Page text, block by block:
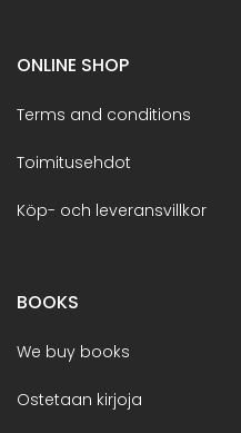
ONLINE SHOP
Terms and conditions
Toimitusehdot
Köp- och leveransvillkor
BOOKS
We buy books
Ostetaan kirjoja